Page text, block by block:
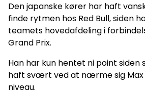
Den japanske kører har haft
finde rytmen hos Red Bull, siden
teamets hovedafdeling i
Grand Prix.
Han har kun hentet ni point siden
haft svært ved at nærme sig Max
niveau.